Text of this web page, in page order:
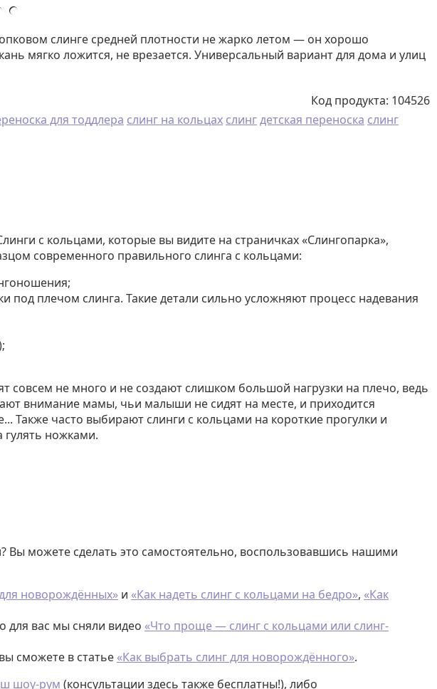
слинге средней плотности не жарко летом — он хорошо
мягко ложится, не врезается. Универсальный вариант для дома и улиц
Код продукта: 104526
для тоддлера слинг на кольцах слингдетская переноска слинг
с кольцами, которые вы видите на страничках «Слингопарка»,
современного правильного слинга с кольцами:
плечом слинга. Такие детали сильно усложняют процесс надевания
совсем не много и не создают слишком большой нагрузки на плечо, ведь
внимание мамы, чьи малыши не сидят на месте, и приходится
Также часто выбирают слинги с кольцами на короткие прогулки и
гулять ножками.
можете сделать это самостоятельно, воспользовавшись нашими
новорождённых» и «Как надеть слинг с кольцами на бедро», «Как
для вас мы сняли видео «Что проще — слинг с кольцами или слинг-
сможете в статье «Как выбрать слинг для новорождённого».
шоу-рум (консультации здесь также бесплатны!), либо